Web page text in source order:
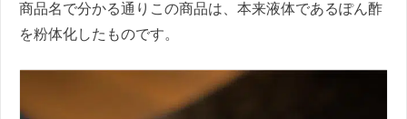
商品名で分かる通りこの商品は、本来液体であるぽん酢
を粉体化したものです。